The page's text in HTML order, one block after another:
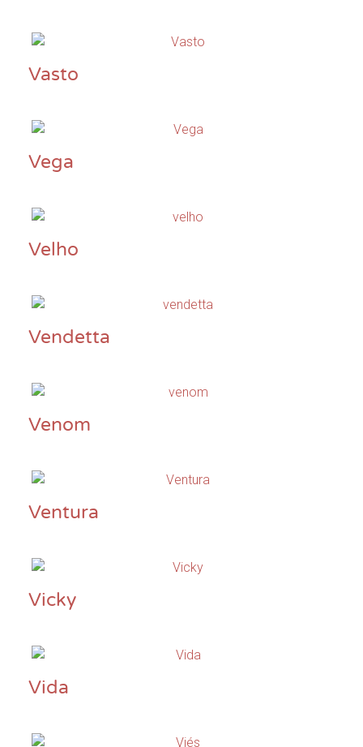
Vasto
Vega
Velho
Vendetta
Venom
Ventura
Vicky
Vida